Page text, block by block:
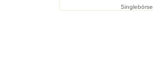
Singlebörse